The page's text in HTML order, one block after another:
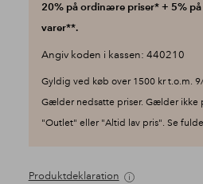
20% på ordinære priser* + 5% på
varer**.
Angiv koden i kassen: 440210
Gyldig ved køb over 1500 kr t.o.m.
Gælder nedsatte priser. Gælder
"Outlet" eller "Altid lav pris". Se fulde
Produktdeklaration